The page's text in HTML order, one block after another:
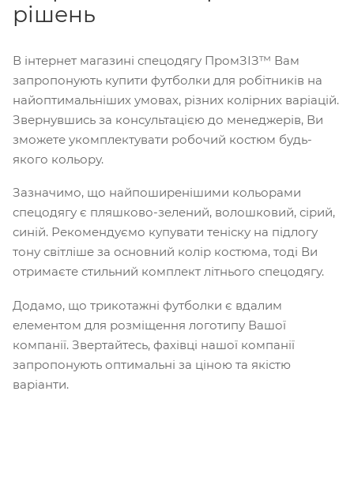
рішень
В інтернет магазині спецодягу ПромЗІЗ™ Вам
запропонують купити футболки для робітників на
найоптимальніших умовах, різних колірних варіацій.
Звернувшись за консультацією до менеджерів, Ви
зможете укомплектувати робочий костюм будь-
якого кольору.
Зазначимо, що найпоширенішими кольорами
спецодягу є пляшково-зелений, волошковий, сірий,
синій. Рекомендуємо купувати теніску на підлогу
тону світліше за основний колір костюма, тоді Ви
отримаєте стильний комплект літнього спецодягу.
Додамо, що трикотажні футболки є вдалим
елементом для розміщення логотипу Вашої
компанії. Звертайтесь, фахівці нашої компанії
запропонують оптимальні за ціною та якістю
варіанти.